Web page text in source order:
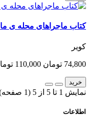
کتاب ماجراهای محله ی ما
کویر
74,800 تومان 110,000 تومان
خرید
نمایش 1 تا 5 از 5 (1 صفحه)
اطلاعات